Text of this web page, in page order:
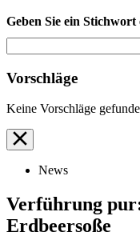
Geben Sie ein Stichwort
Vorschläge
Keine Vorschläge
News
Verführung
Erdbeersoße